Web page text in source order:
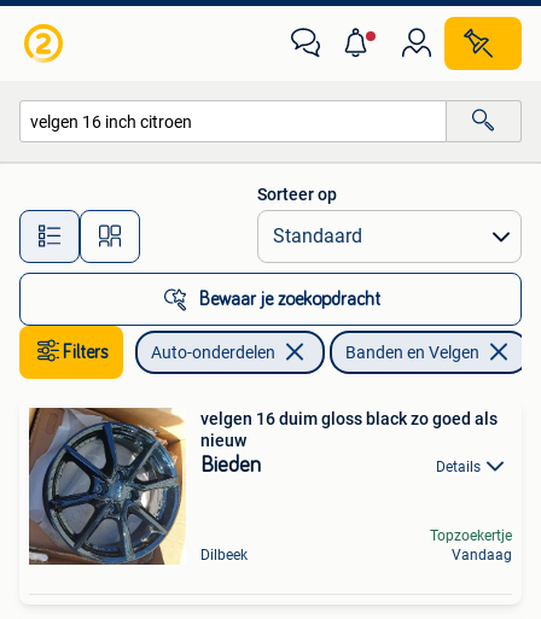
Alle afstanden…
Sorteer op
Bewaar je zoekopdracht
Filters Auto-onderdelen Banden en Velgen
velgen 16 duim gloss black zo goed als
nieuw
Bieden Details
Dilbeek
Topzoekertje
Vandaag